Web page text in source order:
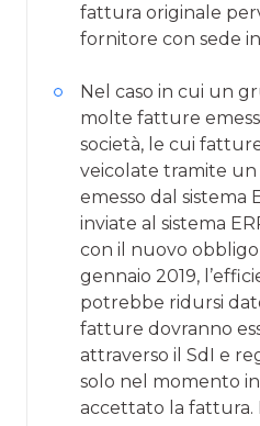
fattura originale
fornitore con sede
Nel caso in cui un
molte fatture
società, le cui
veicolate tramite
emesso dal sistema
inviate al sistema
con il nuovo
gennaio 2019,
potrebbe ridursi
fatture dovranno
attraverso il SdI e
solo nel momento
accettato la fattura.